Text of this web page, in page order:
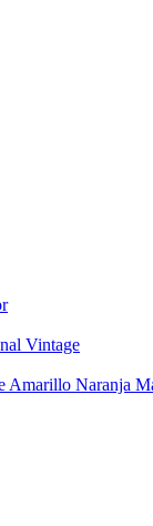
Vintage
Amarillo Naranja